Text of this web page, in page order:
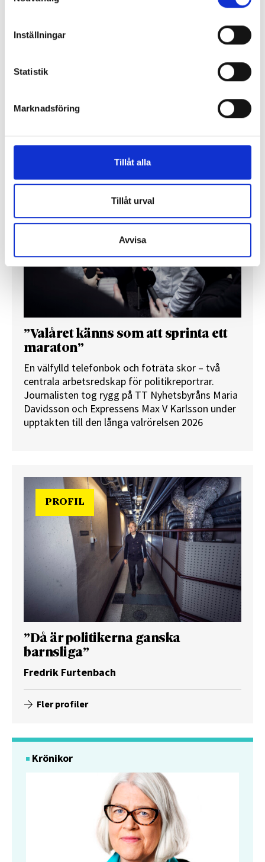
Inställningar
Statistik
Marknadsföring
Tillåt alla
Tillåt urval
Avvisa
chefredaktörerna
Så mycket tjänar dagspresscheferna
”Valåret känns som att sprinta ett
maraton”
En välfylld telefonbok och foträta skor – två
centrala arbetsredskap för politikreportrar.
Journalisten tog rygg på TT Nyhetsbyråns Maria
Davidsson och Expressens Max V Karlsson under
upptakten till den långa valrörelsen 2026
PROFIL
”Då är politikerna ganska
barnsliga”
Fredrik Furtenbach
Fler profiler
Krönikor